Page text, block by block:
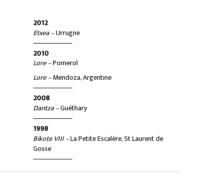
2012
Etxea –Urrugne
2010
Lore –Pomerol
Lore –Mendoza, Argentine
2008
Dantza –Guéthary
1998
Bikote VIII –La Petite Escalère, St Laurent de
Gosse